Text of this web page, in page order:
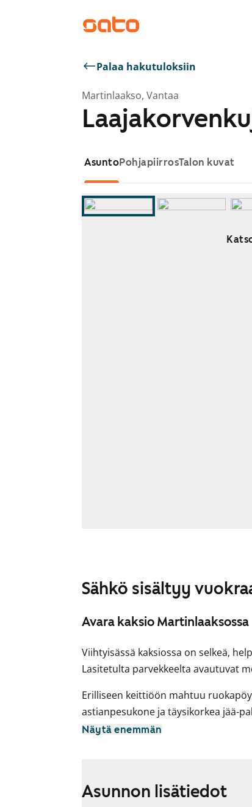
Palaa hakutuloksiin
Martinlaakso, Vantaa
AsuntoPohjapiirrosTalon kuvat
Sähkö sisältyy
Avara kaksio Martinlaaksossa
Viihtyisässä kaksiossa on selkeä,
Lasitetulta parvekkeelta avautuvat
Erilliseen keittiöön mahtuu
astianpesukone ja täysikorkea jää-
kypsäksi nelilevyisellä liedellä.
Asunnon käyttösähkö sisältyy
Näytä enemmän
Asunnon lisätiedot